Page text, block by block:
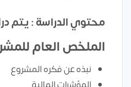
محتوي الدراسة : يتم
الملخص العام
نبذه عن فكره المشروع